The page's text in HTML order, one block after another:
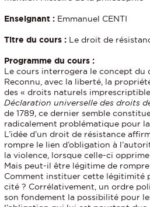
Enseignant : Emmanuel CENTI
Titre du cours : Le droit de
Programme du cours :
Le cours interrogera le concept du
Reconnu, avec la liberté, la
des « droits naturels
Déclaration universelle des droits
de 1789, ce dernier semble
radicalement problématique pour
L’idée d’un droit de résistance
rompre le lien d’obligation à
la violence, lorsque celle-ci
Mais peut-il être légitime de
Comment instituer cette légitimité
cité ? Corrélativement, un ordre
son fondement la possibilité pour